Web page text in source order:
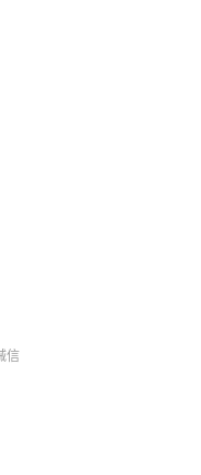
信